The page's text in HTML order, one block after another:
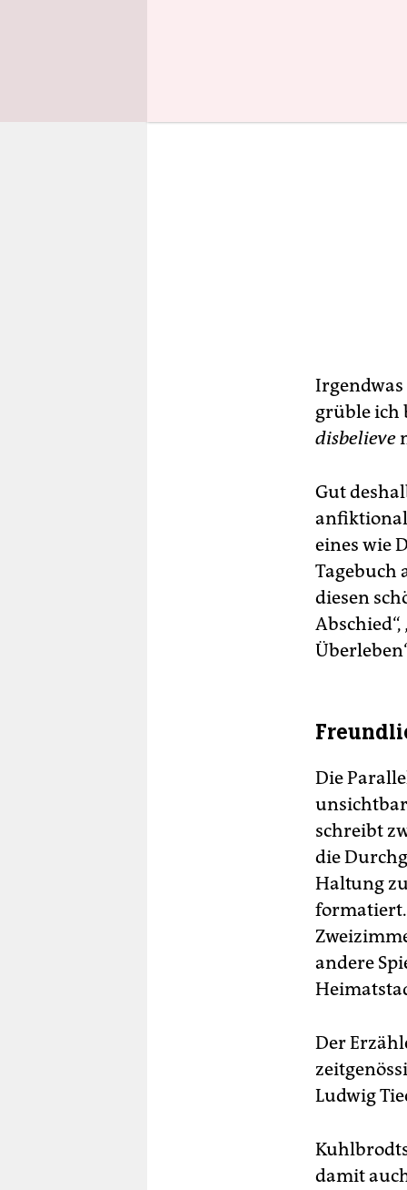
grüble ich
disbelieve
Gut
eines wie
Tagebuch
diesen
Die
schreibt
die
Haltung
andere
Der
Ludwig
damit